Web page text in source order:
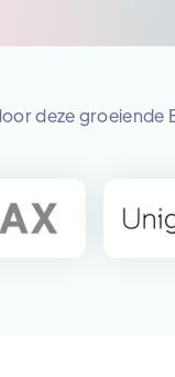
deze groeiende